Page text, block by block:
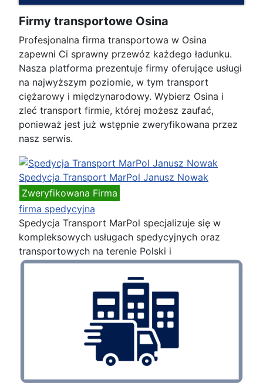
Firmy transportowe Osina
Profesjonalna firma transportowa w Osina
zapewni Ci sprawny przewóz każdego ładunku.
Nasza platforma prezentuje firmy oferujące usługi
na najwyższym poziomie, w tym transport
ciężarowy i międzynarodowy. Wybierz Osina i
zleć transport firmie, której możesz zaufać,
ponieważ jest już wstępnie zweryfikowana przez
nasz serwis.
Spedycja Transport MarPol Janusz Nowak
Zweryfikowana Firma
firma spedycyjna
Spedycja Transport MarPol specjalizuje się w
kompleksowych usługach spedycyjnych oraz
transportowych na terenie Polski i